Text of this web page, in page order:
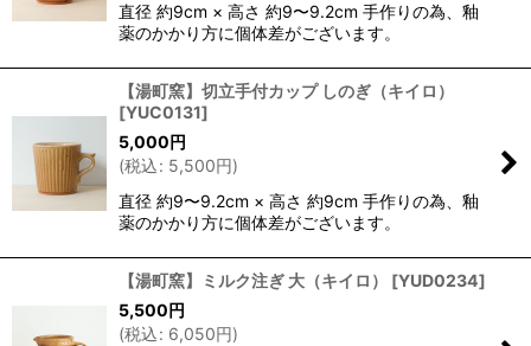
直径 約9cm × 高さ 約9〜9.2cm 手作りの為、釉
薬のかかり方に個体差がございます。
【湯町窯】切立手付カップ しのぎ（キイロ）
[YUC0131]
5,000円
(税込: 5,500円)
直径 約9〜9.2cm × 高さ 約9cm 手作りの為、釉
薬のかかり方に個体差がございます。
【湯町窯】ミルク注ぎ 大（キイロ） [YUD0234]
5,500円
(税込: 6,050円)